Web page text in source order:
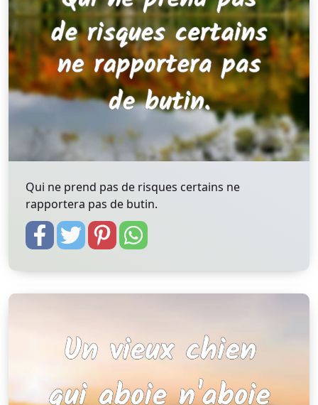
Qui ne prend pas de risques certains ne
rapportera pas de butin.